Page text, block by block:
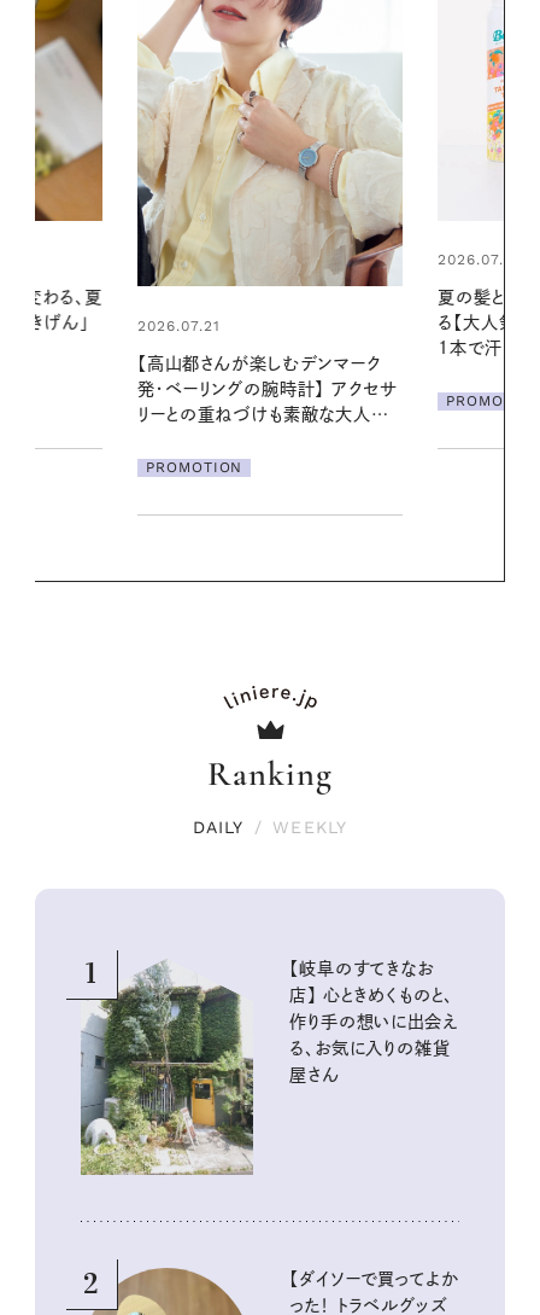
2026.07.24
る【大人気のドライシャンプー】 この
PROMOTION
2026.06.01
真夏に向け
やりジェルと
地よくうるお
Ranking
DAILY / WEEKLY
1
【岐阜のすてきなお
店】 心ときめくものと、
作り手の想いに出会え
る、お気に入りの雑貨
屋さん
2
【ダイソーで買ってよか
った！ トラベルグッズ